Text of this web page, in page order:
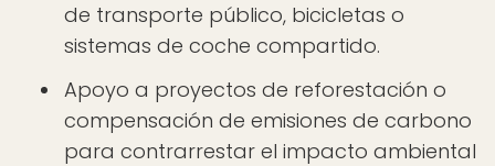
de transporte público, bicicletas o
sistemas de coche compartido.
Apoyo a proyectos de reforestación o
compensación de emisiones de carbono
para contrarrestar el impacto ambiental